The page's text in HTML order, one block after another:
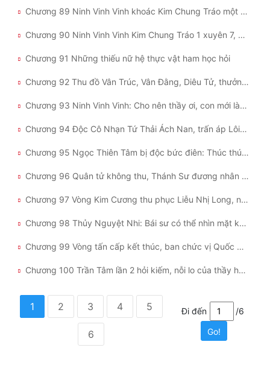
Chương 89 Ninh Vinh Vinh khoác Kim Chung Tráo một xuyên 7, khiến chúng nữ Thực Vật Học Viện tâm phục khẩu phục (thượng)
Chương 90 Ninh Vinh Vinh Kim Chung Tráo 1 xuyên 7, khuất phục chúng nữ Học Viện Thực Vật (hạ)
Chương 91 Những thiếu nữ hệ thực vật ham học hỏi
Chương 92 Thu đồ Vân Trúc, Vân Đằng, Diêu Tử, thưởng Quỳ Hoa Điểm Huyệt, Thanh Xà Hữu Tí Cốt
Chương 93 Ninh Vinh Vinh: Cho nên thầy ơi, con mới là người thừa đúng không?
Chương 94 Độc Cô Nhạn Tứ Thải Ách Nan, trấn áp Lôi Đình Học Viện
Chương 95 Ngọc Thiên Tâm bị độc bức điên: Thúc thúc, ngài thấy ta giống rồng hay giống thần?
Chương 96 Quân tử không thu, Thánh Sư đương nhân bất nhượng
Chương 97 Vòng Kim Cương thu phục Liễu Nhị Long, người thủ hộ của Thiếu Tông Chủ
Chương 98 Thủy Nguyệt Nhi: Bái sư có thể nhìn mặt không?
Chương 99 Vòng tấn cấp kết thúc, ban chức vị Quốc Sư, chức vị Bạch Kim Chủ Giáo của Võ Hồn Điện
Chương 100 Trần Tâm lần 2 hỏi kiếm, nỗi lo của thầy hộ pháp Đào Nguyên
1 2 3 4 5
6
Đi đến
/6
Go!